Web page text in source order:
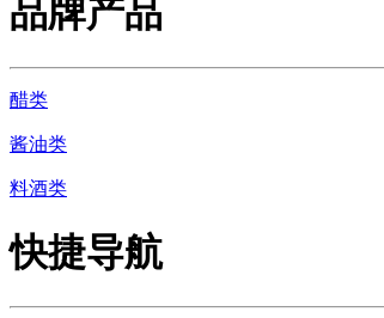
品牌产品
醋类
酱油类
料酒类
快捷导航